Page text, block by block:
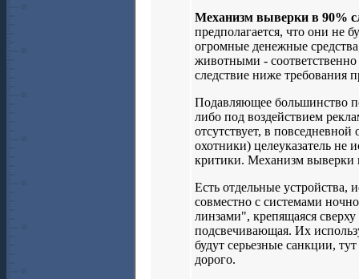
Механизм выверки в 90%
предполагается, что они не
огромные денежные
животными - соответственно
следствие ниже требования
Подавляющее большинство
либо под воздействием
отсутствует, в
охотники) целеуказатель не
критики. Механизм выверки
Есть отдельные устройства,
совместно с системами
линзами", крепящаяся
подсвечивающая. Их
будут серьезные санкции,
дорого.